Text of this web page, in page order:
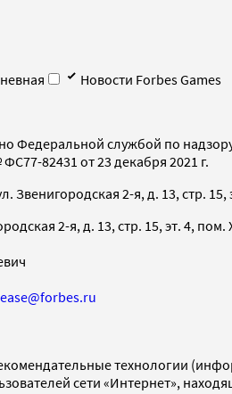
Новости Forbes Games
Федеральной службой по
82431 от 23 декабря 2021 г.
Звенигородская 2-я, д. 13, стр. 15,
2-я, д. 13, стр. 15, эт. 4, пом.
технологии
сети «Интернет»,